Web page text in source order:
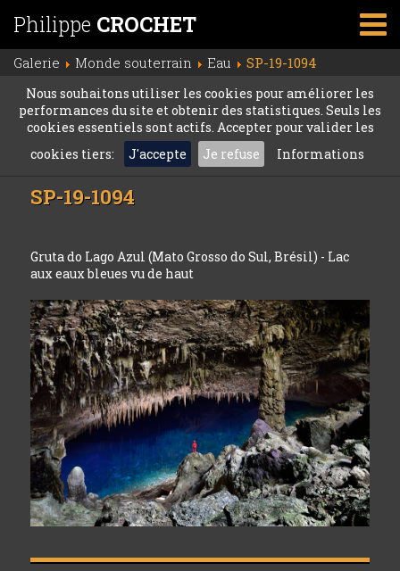
Philippe CROCHET
Galerie Monde souterrain Eau SP-19-1094
Nous souhaitons utiliser les cookies pour améliorer les
performances du site et obtenir des statistiques. Seuls les
cookies essentiels sont actifs. Accepter pour valider les
cookies tiers:
J'accepte Je refuse Informations
SP-19-1094
Gruta do Lago Azul (Mato Grosso do Sul, Brésil) - Lac
aux eaux bleues vu de haut